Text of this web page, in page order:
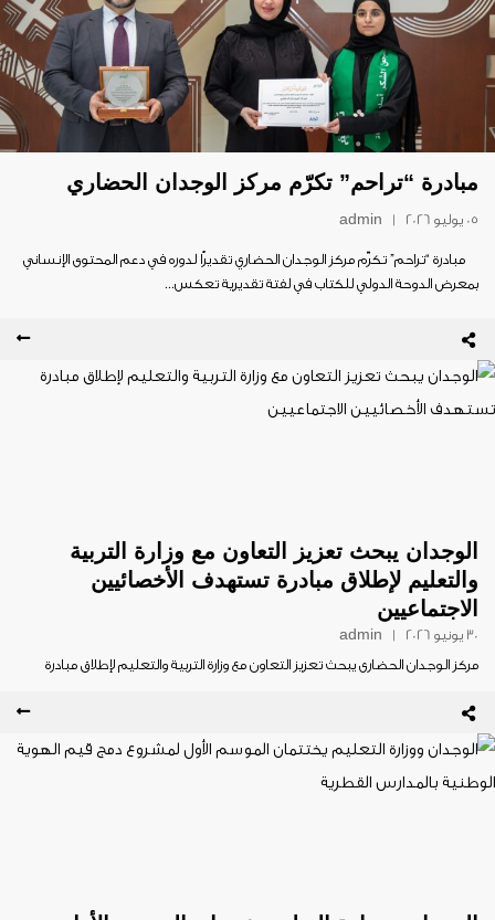
مبادرة “تراحم” تكرّم مركز الوجدان الحضاري
05 يوليو 2026 |
admin
مبادرة “تراحم” تكرّم مركز الوجدان الحضاري تقديرًا لدوره في دعم المحتوى الإنساني
بمعرض الدوحة الدولي للكتاب في لفتة تقديرية تعكس...
الوجدان يبحث تعزيز التعاون مع وزارة التربية
والتعليم لإطلاق مبادرة تستهدف الأخصائيين
الاجتماعيين
30 يونيو 2026 |
admin
مركز الوجدان الحضاري يبحث تعزيز التعاون مع وزارة التربية والتعليم لإطلاق مبادرة